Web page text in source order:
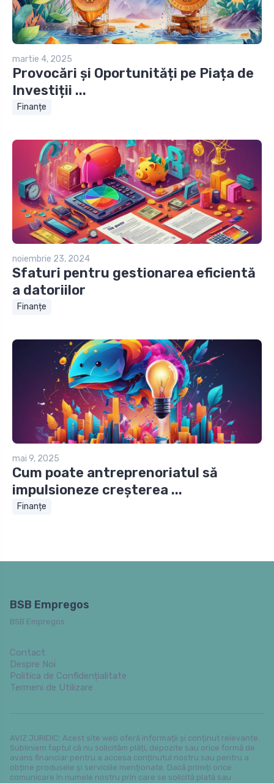
martie 4, 2025
Provocări și Oportunități pe Piața de
Investiții ...
Finanțe
noiembrie 23, 2024
Sfaturi pentru gestionarea eficientă
a datoriilor
Finanțe
mai 9, 2025
Cum poate antreprenoriatul să
impulsioneze creșterea ...
Finanțe
BSB Empregos
BSB Empregos
Contact
Despre Noi
Politica de Confidențialitate
Termeni de Utilizare
AVIZ JURIDIC: Acest site web oferă informații și conținut relevante.
Subliniem faptul că nu solicităm plăți, depozite sau orice formă de
avans financiar pentru a accesa conținutul nostru sau pentru a
obține produsele și serviciile menționate. Dacă primiți orice
comunicare în numele nostru prin care se solicită plată sau